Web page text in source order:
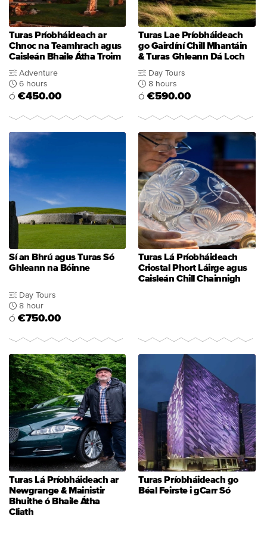
Turas Príobháideach ar
Chnoc na Teamhrach agus
Caisleán Bhaile Átha Troim
Adventure
6 hours
Ó €450.00
Turas Lae Príobháideach
go Gairdíní Chill Mhantáin
& Turas Ghleann Dá Loch
Day Tours
8 hours
Ó €590.00
Sí an Bhrú agus Turas Só
Ghleann na Bóinne
Day Tours
8 hour
Ó €750.00
Turas Lá Príobháideach
Criostal Phort Láirge agus
Caisleán Chill Chainnigh
Turas Lá Príobháideach ar
Newgrange & Mainistir
Bhuithe ó Bhaile Átha
Cliath
Turas Príobháideach go
Béal Feirste i gCarr Só